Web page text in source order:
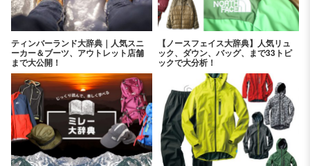
ティンバーランド大辞典｜人気スニ
ーカー＆ブーツ、アウトレット店舗
まで大公開！
【ノースフェイス大辞典】人気リュ
ック、ダウン、バッグ、まで33トピ
ックで大分析！